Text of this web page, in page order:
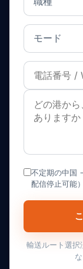
不定期の中国
配信停止可能）
輸送ルート選